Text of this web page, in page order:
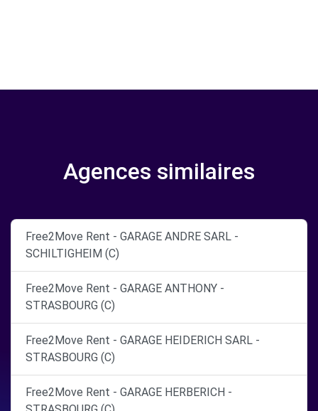
Agences similaires
Free2Move Rent - GARAGE ANDRE SARL -
SCHILTIGHEIM (C)
Free2Move Rent - GARAGE ANTHONY -
STRASBOURG (C)
Free2Move Rent - GARAGE HEIDERICH SARL -
STRASBOURG (C)
Free2Move Rent - GARAGE HERBERICH -